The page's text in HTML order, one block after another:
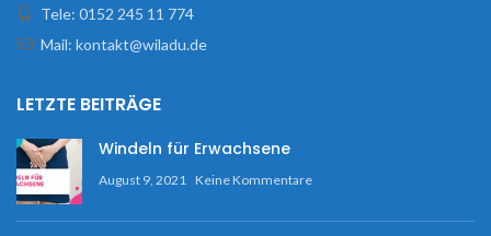
Tele: 0152 245 11 774
Mail: kontakt@wiladu.de
LETZTE BEITRÄGE
Windeln für Erwachsene
August 9, 2021 Keine Kommentare